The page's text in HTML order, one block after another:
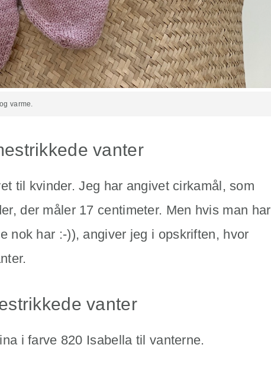
varme.
vanter
til kvinder. Jeg har angivet cirkamål, som
der måler 17 centimeter. Men hvis man har
nok har :-)), angiver jeg i opskriften, hvor
vanter
i farve 820 Isabella til vanterne.